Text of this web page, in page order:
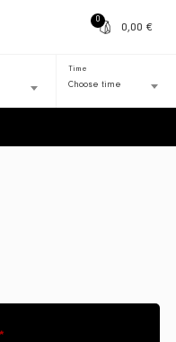
0
0,00 €
Time
Choose time
*Vaaditaan